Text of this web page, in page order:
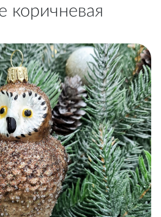
коричневая